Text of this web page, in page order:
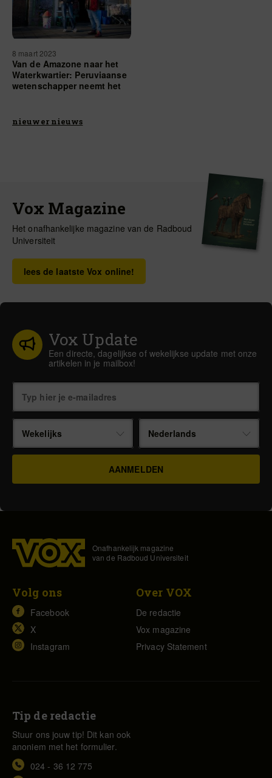
8 maart 2023
Van de Amazone naar het
Waterkwartier: Peruviaanse
wetenschapper neemt het
nieuwer nieuws
Vox Magazine
Het onafhankelijke magazine van de Radboud
Universiteit
lees de laatste Vox online!
Vox Update
Een directe, dagelijkse of wekelijkse update met onze
artikelen in je mailbox!
Wekelijks Nederlands
Onafhankelijk magazine
van de Radboud Universiteit
Volg ons
Facebook
X
Instagram
Over VOX
De redactie
Vox magazine
Privacy Statement
Tip de redactie
Stuur ons jouw tip! Dit kan ook
anoniem met het formulier.
024 - 36 12 775